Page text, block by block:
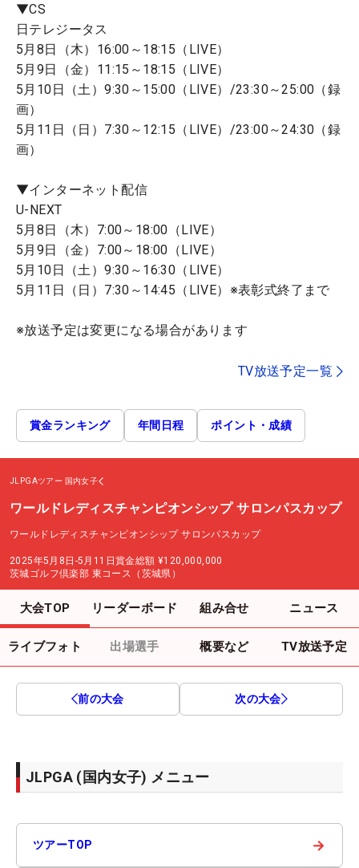
▼CS
日テレジータス
5月8日（木）16:00～18:15（LIVE）
5月9日（金）11:15～18:15（LIVE）
5月10日（土）9:30～15:00（LIVE）/23:30～25:00（録
画）
5月11日（日）7:30～12:15（LIVE）/23:00～24:30（録
画）
▼インターネット配信
U-NEXT
5月8日（木）7:00～18:00（LIVE）
5月9日（金）7:00～18:00（LIVE）
5月10日（土）9:30～16:30（LIVE）
5月11日（日）7:30～14:45（LIVE）※表彰式終了まで
※放送予定は変更になる場合があります
TV放送予定一覧
賞金ランキング 年間日程 ポイント・成績
JLPGAツアー 国内女子
ワールドレディスチャンピオンシップ サロンパスカップ
ワールドレディスチャンピオンシップ サロンパスカップ
2025年5月8日-5月11日賞金総額 ¥120,000,000
茨城ゴルフ倶楽部 東コース（茨城県）
大会TOP リーダーボード 組み合せ ニュース
ライブフォト 出場選手 概要など TV放送予定
前の大会 次の大会
JLPGA (国内女子) メニュー
ツアーTOP →